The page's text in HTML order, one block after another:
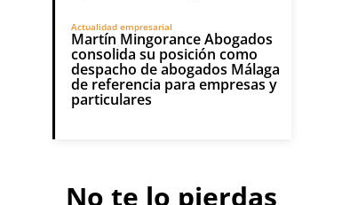
Actualidad empresarial
Martín Mingorance Abogados
consolida su posición como
despacho de abogados Málaga
de referencia para empresas y
particulares
No te lo pierdas